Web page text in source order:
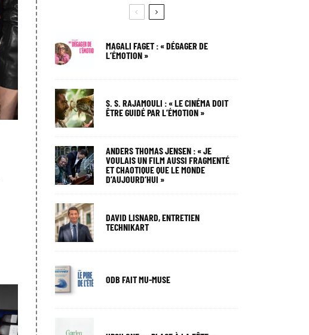
MAGALI FAGET : « DÉGAGER DE
L’ÉMOTION »
S. S. RAJAMOULI : « LE CINÉMA DOIT
ÊTRE GUIDÉ PAR L’ÉMOTION »
ANDERS THOMAS JENSEN : « JE
VOULAIS UN FILM AUSSI FRAGMENTÉ
ET CHAOTIQUE QUE LE MONDE
D’AUJOURD’HUI »
DAVID LISNARD, ENTRETIEN
TECHNIKART
ODB FAIT MU-MUSE